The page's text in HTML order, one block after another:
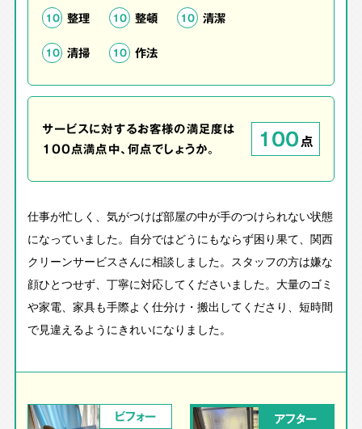
10 整理 10 整頓 10 清潔
10 清掃 10 作法
サービスに対するお客様の満足度は
100点満点中、何点でしょうか。
100点
仕事が忙しく、気がつけば部屋の中が手のつけられない状態
になっていました。自分ではどうにもならず困り果て、関西
クリーンサービスさんに相談しました。スタッフの方は嫌な
顔ひとつせず、丁寧に対応してくださいました。大量のゴミ
や家電、家具も手際よく仕分け・搬出してくださり、短時間
で見違えるようにきれいになりました。
ビフォー アフター